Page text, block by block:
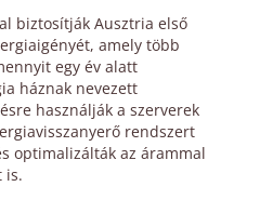
biztosítják Ausztria első
amely több
egy év alatt
háznak nevezett
használják a szerverek
rendszert
optimalizálták az árammal
is.